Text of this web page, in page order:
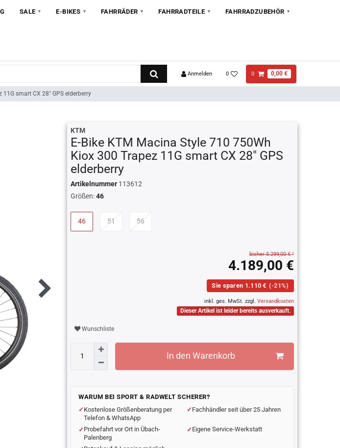
SALE E-BIKES FAHRRÄDER FAHRRADTEILE FAHRRADZUBEHÖR
Anmelden 0 0 0,00 €
11G smart CX 28" GPS elderberry
KTM
E-Bike KTM Macina Style 710 750Wh
Kiox 300 Trapez 11G smart CX 28" GPS
elderberry
Artikelnummer 113612
Größen:46
46 51 56
bisher 5.299,00 € ¹
4.189,00 €
Sie sparen 1.110 € (-21%)
inkl. ges. MwSt. zzgl. Versandkosten
Dieser Artikel ist leider bereits ausverkauft.
Wunschliste
In den Warenkorb
WARUM BEI SPORT & RADWELT SCHERER?
Kostenlose Größenberatung per
Telefon & WhatsApp
Fachhändler seit über 25 Jahren
Probefahrt vor Ort in Übach-
Palenberg
Eigene Service-Werkstatt